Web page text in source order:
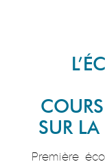
SUR
Première